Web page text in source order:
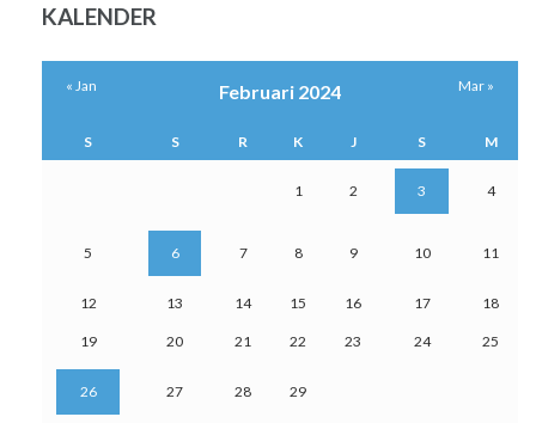
KALENDER
Februari 2024
S S R K J S M
1 2 3 4
5 6 7 8 9 10 11
12 13 14 15 16 17 18
19 20 21 22 23 24 25
26 27 28 29
« Jan Mar »